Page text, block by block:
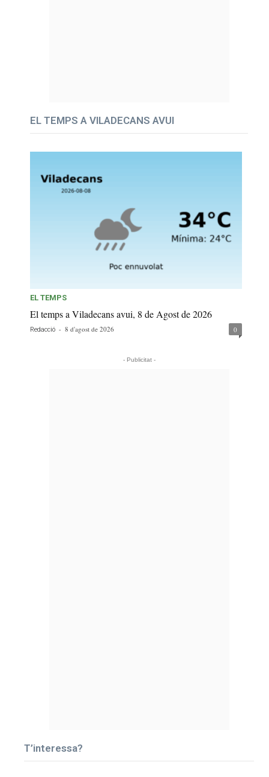
EL TEMPS A VILADECANS AVUI
EL TEMPS
El temps a Viladecans avui, 8 de Agost de 2026
Redacció - 8 d'agost de 2026 0
- Publicitat -
T’interessa?